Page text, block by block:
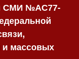
СМИ №AC77-
и массовых